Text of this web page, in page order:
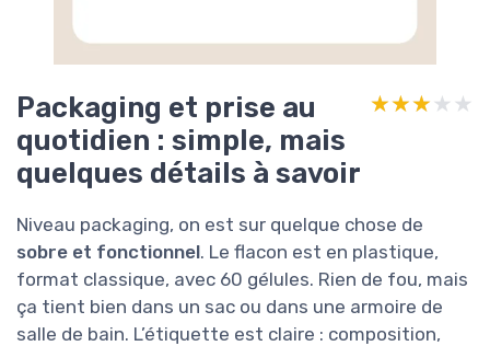
Packaging et prise au
quotidien : simple, mais
quelques détails à savoir
★★★★★
★★★★★
Niveau packaging, on est sur quelque chose de
sobre et fonctionnel. Le flacon est en plastique,
format classique, avec 60 gélules. Rien de fou, mais
ça tient bien dans un sac ou dans une armoire de
salle de bain. L’étiquette est claire : composition,